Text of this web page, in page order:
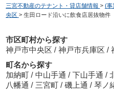
三宮不動産のテナント・貸店舗情報 > (事
央区 > 生田ロード沿いに飲食店居抜物件
市区町村から探す
神戸市中央区 / 神戸市兵庫区 /
町名から探す
加納町 / 中山手通 / 下山手通 /
八幡通 / 三宮町 / 磯上通 / 琴ノ